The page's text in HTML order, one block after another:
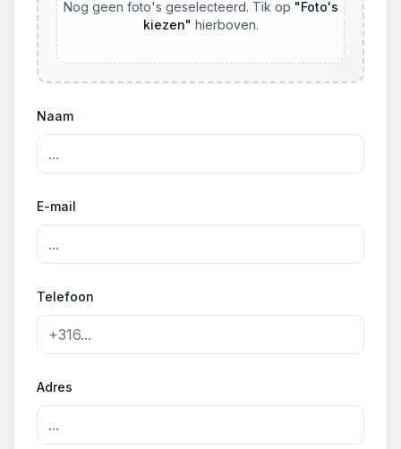
Nog geen foto's geselecteerd. Tik op "Foto's
kiezen" hierboven.
Naam
E-mail
Telefoon
Adres